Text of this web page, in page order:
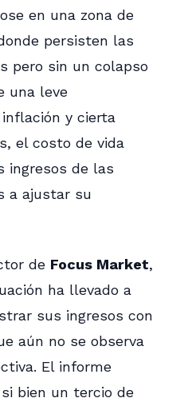
en una zona de
persisten las
pero sin un colapso
una leve
y cierta
el costo de vida
ingresos de las
a ajustar su
de Focus Market,
ha llevado a
sus ingresos con
aún no se observa
El informe
bien un tercio de